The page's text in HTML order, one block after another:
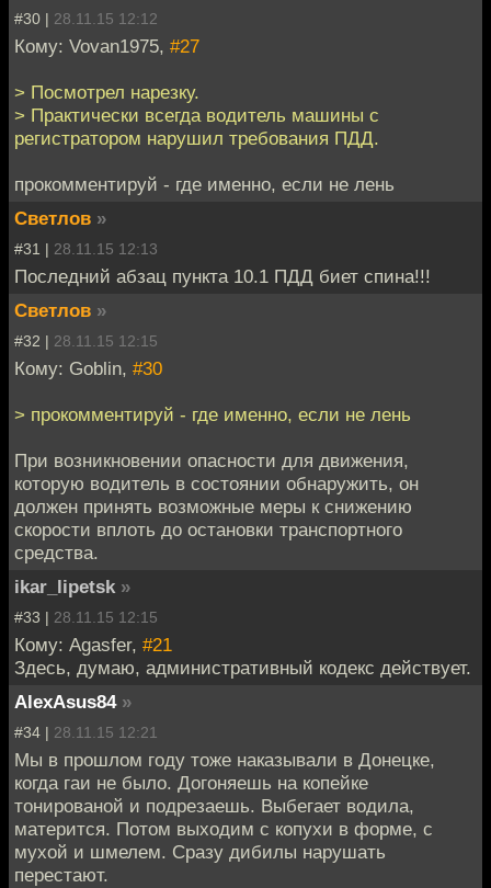
#30 | 28.11.15 12:12
Кому: Vovan1975, #27
> Посмотрел нарезку.
> Практически всегда водитель машины с
регистратором нарушил требования ПДД.
прокомментируй - где именно, если не лень
Светлов »
#31 | 28.11.15 12:13
Последний абзац пункта 10.1 ПДД биет спина!!!
Светлов »
#32 | 28.11.15 12:15
Кому: Goblin, #30
> прокомментируй - где именно, если не лень
При возникновении опасности для движения,
которую водитель в состоянии обнаружить, он
должен принять возможные меры к снижению
скорости вплоть до остановки транспортного
средства.
ikar_lipetsk »
#33 | 28.11.15 12:15
Кому: Agasfer, #21
Здесь, думаю, административный кодекс действует.
AlexAsus84 »
#34 | 28.11.15 12:21
Мы в прошлом году тоже наказывали в Донецке,
когда гаи не было. Догоняешь на копейке
тонированой и подрезаешь. Выбегает водила,
матерится. Потом выходим с копухи в форме, с
мухой и шмелем. Сразу дибилы нарушать
перестают.